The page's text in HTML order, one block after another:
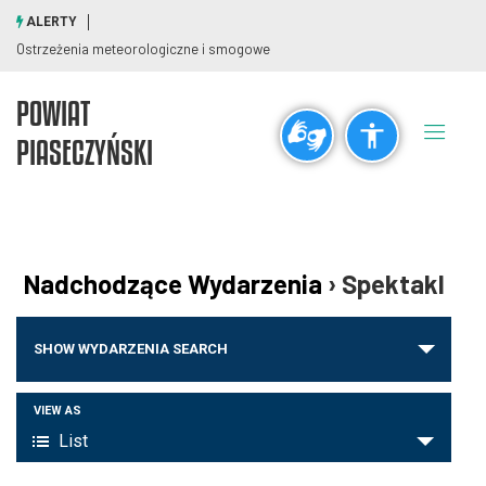
visibility_off title
zoom_out zoom_in
remove_circle_outline add_circle_outline
ALERTY
Ostrzeżenia meteorologiczne i smogowe
POWIAT
PIASECZYŃSKI
Nadchodzące Wydarzenia › Spektakl
po
wyszukiwaniu
i
SHOW WYDARZENIA SEARCH
Wydarzenie
Widoki
VIEW AS
List